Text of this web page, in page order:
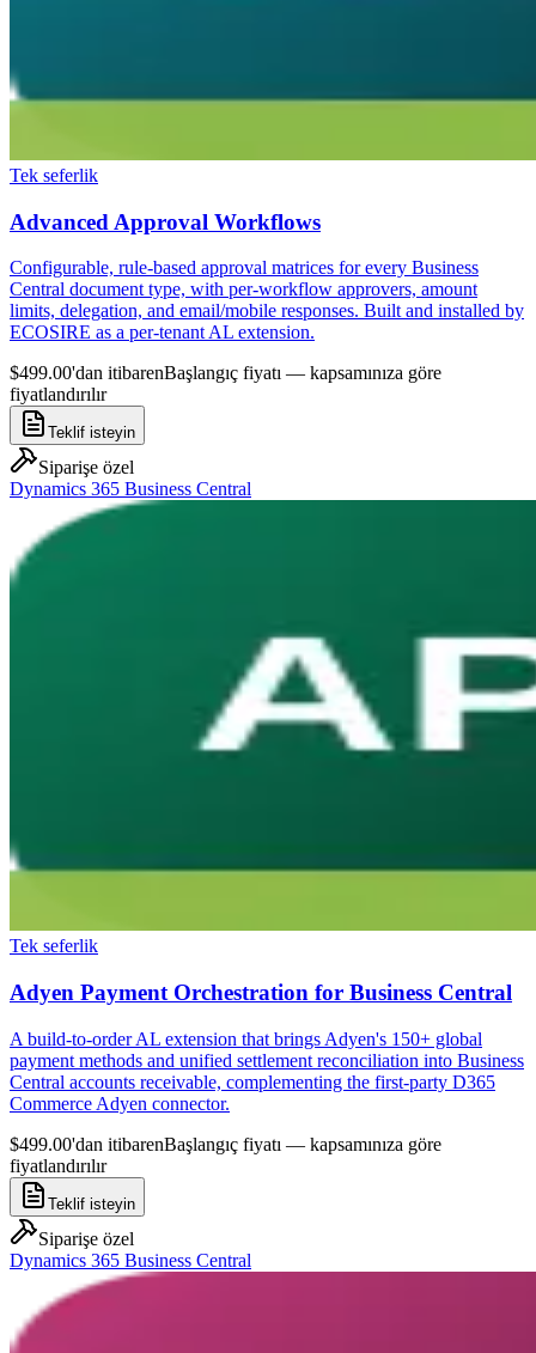
Tek seferlik
Advanced Approval Workflows
Configurable, rule-based approval matrices for every Business
Central document type, with per-workflow approvers, amount
limits, delegation, and email/mobile responses. Built and installed by
ECOSIRE as a per-tenant AL extension.
$499.00'dan itibarenBaşlangıç fiyatı — kapsamınıza göre
fiyatlandırılır
Teklif isteyin
Siparişe özel
Dynamics 365 Business Central
Tek seferlik
Adyen Payment Orchestration for Business Central
A build-to-order AL extension that brings Adyen's 150+ global
payment methods and unified settlement reconciliation into Business
Central accounts receivable, complementing the first-party D365
Commerce Adyen connector.
$499.00'dan itibarenBaşlangıç fiyatı — kapsamınıza göre
fiyatlandırılır
Teklif isteyin
Siparişe özel
Dynamics 365 Business Central